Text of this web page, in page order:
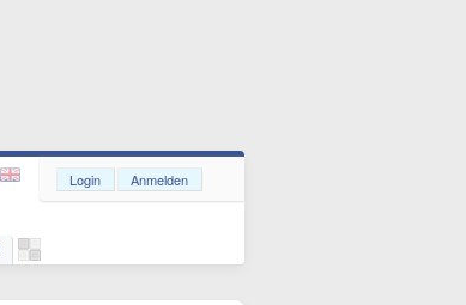
Login Anmelden